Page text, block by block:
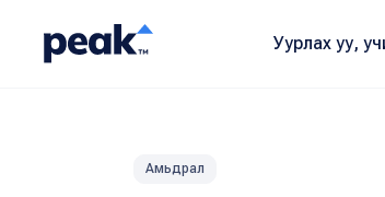
Уурлах уу,
Амьдрал